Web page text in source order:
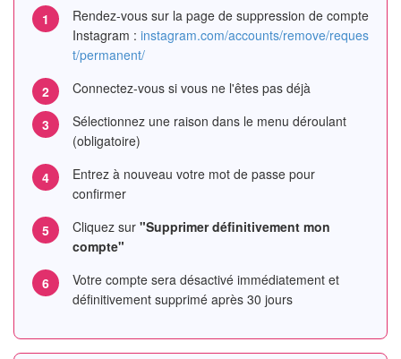
Rendez-vous sur la page de suppression de compte
Instagram : instagram.com/accounts/remove/reques
t/permanent/
Connectez-vous si vous ne l'êtes pas déjà
Sélectionnez une raison dans le menu déroulant
(obligatoire)
Entrez à nouveau votre mot de passe pour
confirmer
Cliquez sur "Supprimer définitivement mon
compte"
Votre compte sera désactivé immédiatement et
définitivement supprimé après 30 jours